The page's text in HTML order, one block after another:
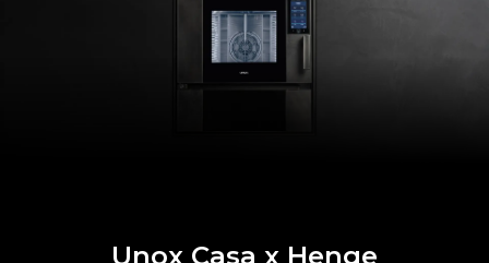
Unox Casa x Henge